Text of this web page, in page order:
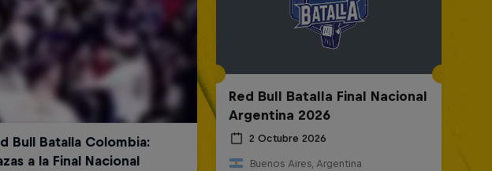
Red Bull Batalla Final Nacional
Argentina 2026
2 Octubre 2026
Buenos Aires, Argentina